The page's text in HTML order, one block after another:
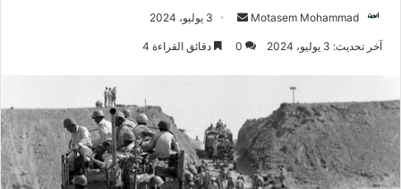
Motasem Mohammad 3 يوليو، 2024
آخر تحديث: 3 يوليو، 2024 0 دقائق القراءة 4